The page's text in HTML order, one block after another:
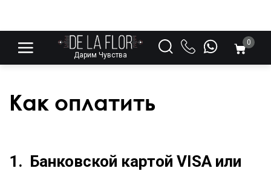
Дарим Чувства
0
Как оплатить
1. Банковской картой VISA или